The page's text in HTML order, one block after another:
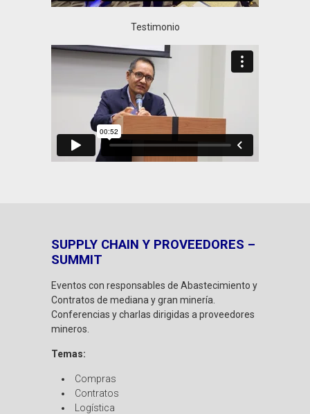
Testimonio
SUPPLY CHAIN Y PROVEEDORES –
SUMMIT
Eventos con responsables de Abastecimiento y
Contratos de mediana y gran minería.
Conferencias y charlas dirigidas a proveedores
mineros.
Temas:
Compras
Contratos
Logística